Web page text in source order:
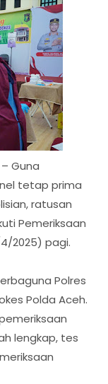
Guna
tetap prima
ratusan
Pemeriksaan
2025) pagi.
Polres
Polda Aceh.
lengkap, tes